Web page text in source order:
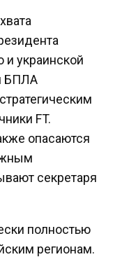
украинской
БПЛА
FT.
опасаются
секретаря
полностью
регионам.